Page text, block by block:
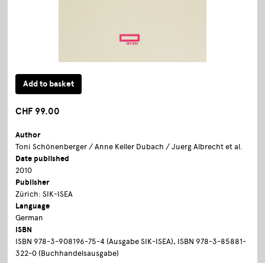
CHF 99.00
Author
Toni Schönenberger / Anne Keller Dubach / Juerg Albrecht et al.
Date published
2010
Publisher
Zürich: SIK-ISEA
Language
German
ISBN
ISBN 978-3-908196-75-4 (Ausgabe SIK-ISEA), ISBN 978-3-85881-
322-0 (Buchhandelsausgabe)